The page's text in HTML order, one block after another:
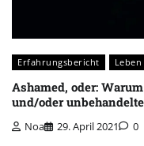
Erfahrungsbericht Leben
Ashamed, oder:
und/oder
Noa 29. April 2021 0